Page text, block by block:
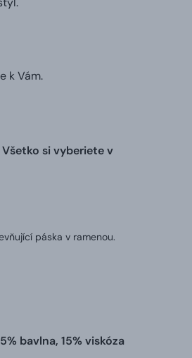
k Vám.
si vyberiete v
páska v ramenou.
bavlna, 15% viskóza